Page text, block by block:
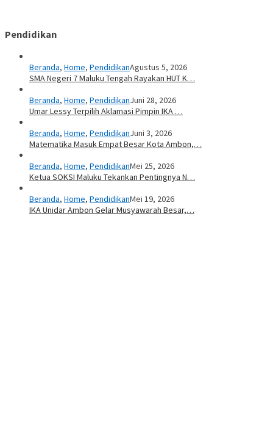
Pendidikan
Beranda, Home, PendidikanAgustus 5, 2026
SMA Negeri 7 Maluku Tengah Rayakan HUT K…
Beranda, Home, PendidikanJuni 28, 2026
Umar Lessy Terpilih Aklamasi Pimpin IKA …
Beranda, Home, PendidikanJuni 3, 2026
Matematika Masuk Empat Besar Kota Ambon,…
Beranda, Home, PendidikanMei 25, 2026
Ketua SOKSI Maluku Tekankan Pentingnya N…
Beranda, Home, PendidikanMei 19, 2026
IKA Unidar Ambon Gelar Musyawarah Besar,…